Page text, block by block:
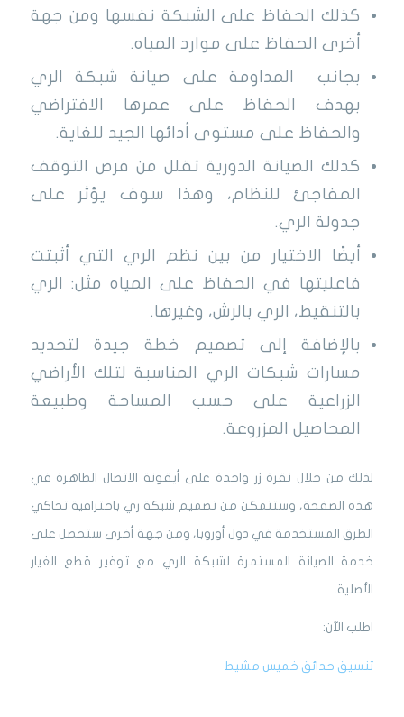
كذلك الحفاظ على الشبكة نفسها ومن جهة
أخرى الحفاظ على موارد المياه.
بجانب المداومة على صيانة شبكة الري
بهدف الحفاظ على عمرها الافتراضي
والحفاظ على مستوى أدائها الجيد للغاية.
كذلك الصيانة الدورية تقلل من فرص التوقف
المفاجئ للنظام، وهذا سوف يؤثر على
جدولة الري.
أيضًا الاختيار من بين نظم الري التي أثبتت
فاعليتها في الحفاظ على المياه مثل: الري
بالتنقيط، الري بالرش، وغيرها.
بالإضافة إلى تصميم خطة جيدة لتحديد
مسارات شبكات الري المناسبة لتلك الأراضي
الزراعية على حسب المساحة وطبيعة
المحاصيل المزروعة.
لذلك من خلال نقرة زر واحدة على أيقونة الاتصال الظاهرة في
هذه الصفحة، وستتمكن من تصميم شبكة ري باحترافية تحاكي
الطرق المستخدمة في دول أوروبا، ومن جهة أخرى ستحصل على
خدمة الصيانة المستمرة لشبكة الري مع توفير قطع الغيار
الأصلية.
اطلب الآن:
تنسيق حدائق خميس مشيط